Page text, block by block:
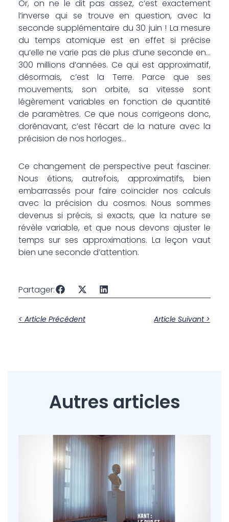
Or, on ne le dit pas assez, c’est exactement
l’inverse qui se trouve en question, avec la
seconde supplémentaire du 30 juin ! La mesure
du temps atomique est en effet si précise
qu’elle ne varie pas de plus d’une seconde en…
300 millions d’années. Ce qui est approximatif,
désormais, c’est la Terre. Parce que ses
mouvements, son orbite, sa vitesse sont
légèrement variables en fonction de quantité
de paramètres. Ce que nous corrigeons donc,
dorénavant, c’est l’écart de la nature avec la
précision de nos horloges…
Ce changement de perspective peut fasciner.
Nous étions, autrefois, approximatifs, bien
embarrassés pour faire coïncider nos calculs
avec la précision du cosmos. Nous sommes
devenus si précis, si exacts, que la nature se
révèle variable, et que nous devons ajuster le
temps sur ses approximations. La leçon vaut
bien une seconde d’attention.
Partager:
< Article Précédent Article Suivant >
Autres articles